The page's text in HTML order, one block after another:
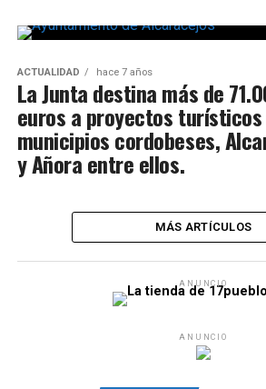
ACTUALIDAD hace 7 años
La Junta destina más de
euros a proyectos turísticos
municipios cordobeses,
y Añora entre ellos.
MÁS ARTÍCULOS
ANUNCIO
ANUNCIO